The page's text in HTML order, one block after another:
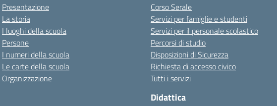
Presentazione
La storia
I luoghi della scuola
Persone
I numeri della scuola
Le carte della scuola
Organizzazione
Corso Serale
Servizi per famiglie e studenti
Servizi per il personale scolastico
Percorsi di studio
Disposizioni di Sicurezza
Richiesta di accesso civico
Tutti i servizi
Didattica